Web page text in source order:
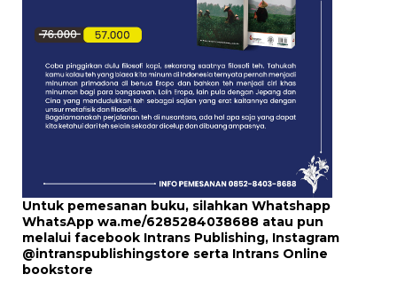
Untuk pemesanan buku, silahkan Whatshapp
WhatsApp wa.me/6285284038688 atau pun
melalui facebook Intrans Publishing, Instagram
@intranspublishingstore serta Intrans Online
bookstore